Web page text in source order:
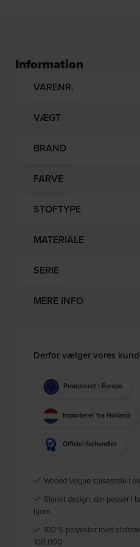
Information
VARENR.
VÆGT
BRAND
FARVE
STOFTYPE
MATERIALE
SERIE
MERE INFO
Derfor vælger vores
Produceret i Europa
Importeret fra Holland
Officiel forhandler
Woood Vogue spisestole i
Slankt design, der passer i
hjem
100 % polyester med
100.000